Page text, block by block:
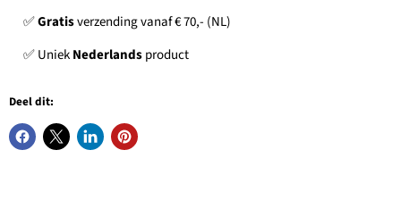
✅Gratisverzending vanaf € 70,- (NL)
✅ UniekNederlandsproduct
Deel dit: